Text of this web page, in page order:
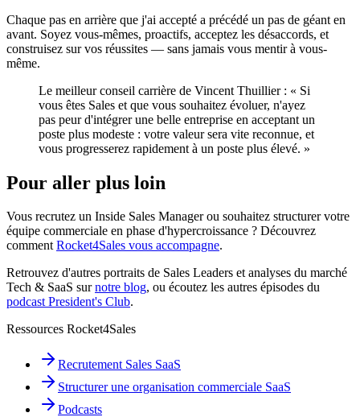
Chaque pas en arrière que j'ai accepté a précédé un pas de géant en
avant. Soyez vous-mêmes, proactifs, acceptez les désaccords, et
construisez sur vos réussites — sans jamais vous mentir à vous-
même.
Le meilleur conseil carrière de Vincent Thuillier : « Si
vous êtes Sales et que vous souhaitez évoluer, n'ayez
pas peur d'intégrer une belle entreprise en acceptant un
poste plus modeste : votre valeur sera vite reconnue, et
vous progresserez rapidement à un poste plus élevé. »
Pour aller plus loin
Vous recrutez un Inside Sales Manager ou souhaitez structurer votre
équipe commerciale en phase d'hypercroissance ? Découvrez
commentRocket4Sales vous accompagne.
Retrouvez d'autres portraits de Sales Leaders et analyses du marché
Tech & SaaS surnotre blog, ou écoutez les autres épisodes du
podcast President's Club.
Ressources Rocket4Sales
Recrutement Sales SaaS
Structurer une organisation commerciale SaaS
Podcasts